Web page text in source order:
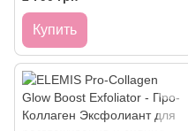
Купить